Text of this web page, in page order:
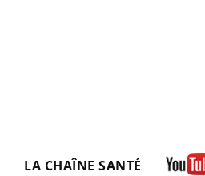
LA CHAÎNE SANTÉ